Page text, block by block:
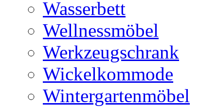
Wasserbett
Wellnessmöbel
Werkzeugschrank
Wickelkommode
Wintergartenmöbel